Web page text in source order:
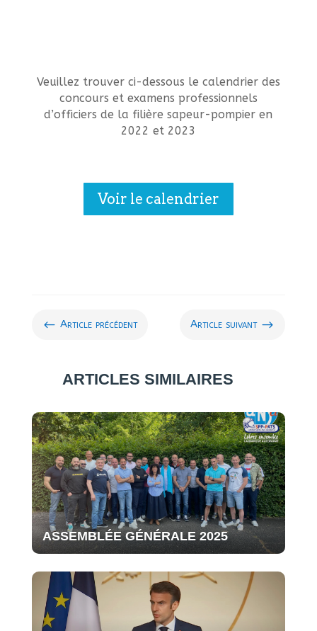
Veuillez trouver ci-dessous le calendrier des
concours et examens professionnels
d’officiers de la filière sapeur-pompier en
2022 et 2023
Voir le calendrier
# Article précédent Article suivant $
ARTICLES SIMILAIRES
ASSEMBLÉE GÉNÉRALE 2025